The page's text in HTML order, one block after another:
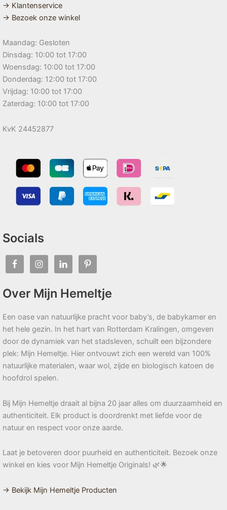
→ Klantenservice
→ Bezoek onze winkel
Maandag: Gesloten
Dinsdag: 10:00 tot 17:00
Woensdag: 10:00 tot 17:00
Donderdag: 12:00 tot 17:00
Vrijdag: 10:00 tot 17:00
Zaterdag: 10:00 tot 17:00
KvK 24452877
Socials
Over Mijn Hemeltje
Een oase van natuurlijke pracht voor baby’s, de babykamer en
het hele gezin. In het hart van Rotterdam Kralingen, omgeven
door de dynamiek van het stadsleven, schuilt een bijzondere
plek: Mijn Hemeltje. Hier ontvouwt zich een wereld van 100%
natuurlijke materialen, waar wol, zijde en biologisch katoen de
hoofdrol spelen.
Bij Mijn Hemeltje draait al bijna 20 jaar alles om duurzaamheid en
authenticiteit. Elk product is doordrenkt met liefde voor de
natuur en respect voor onze aarde.
Laat je betoveren door puurheid en authenticiteit. Bezoek onze
winkel en kies voor Mijn Hemeltje Originals! 🌿🌟
→ Bekijk Mijn Hemeltje Producten